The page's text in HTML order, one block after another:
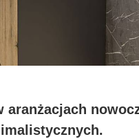
aranżacjach